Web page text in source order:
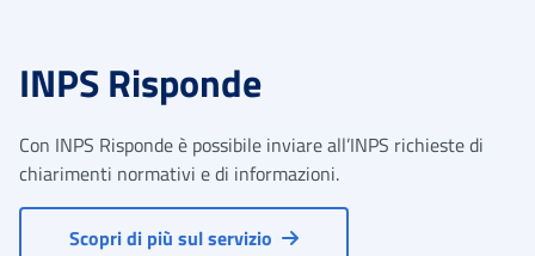
INPS Risponde
Con INPS Risponde è possibile inviare all’INPS richieste di
chiarimenti normativi e di informazioni.
Scopri di più sul servizio